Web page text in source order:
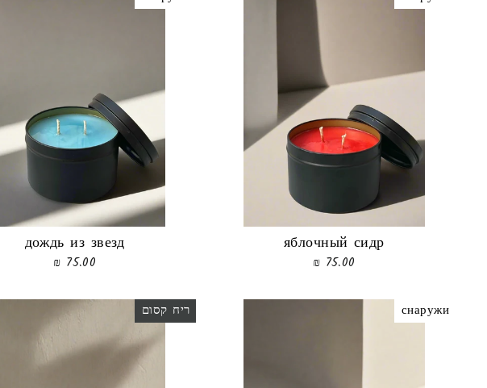
яблочный сидр
75.00 ₪
дождь из звезд
75.00 ₪
снаружи ריח קסום